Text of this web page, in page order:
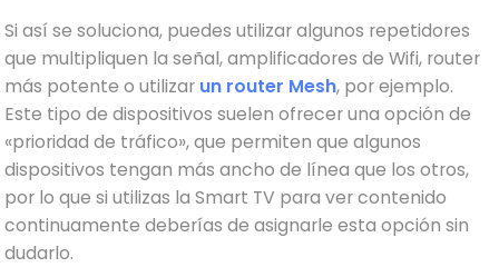
Si así se soluciona, puedes utilizar algunos repetidores
que multipliquen la señal, amplificadores de Wifi, router
más potente o utilizar un router Mesh, por ejemplo.
Este tipo de dispositivos suelen ofrecer una opción de
«prioridad de tráfico», que permiten que algunos
dispositivos tengan más ancho de línea que los otros,
por lo que si utilizas la Smart TV para ver contenido
continuamente deberías de asignarle esta opción sin
dudarlo.